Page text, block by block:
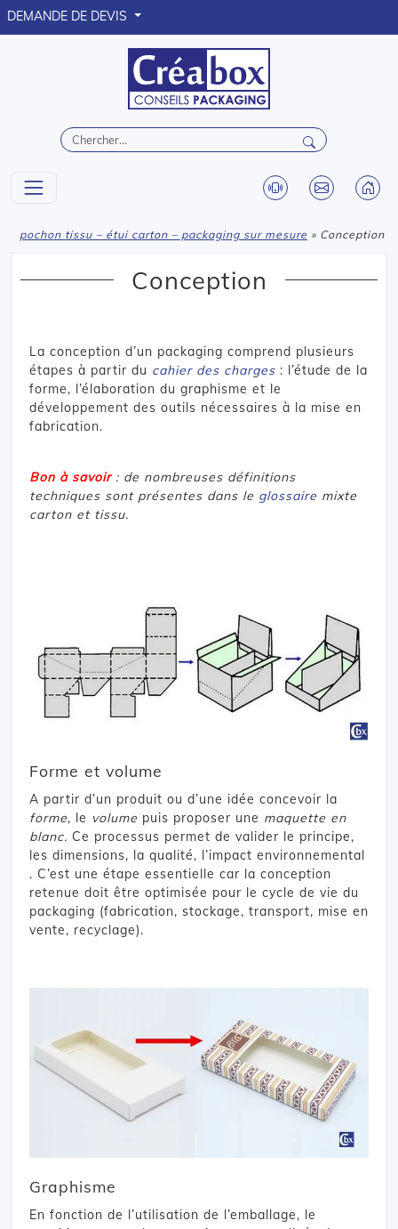
DEMANDE DE DEVIS
pochon tissu – étui carton – packaging sur mesure » Conception
Conception
La conception d’un packaging comprend plusieurs
étapes à partir du cahier des charges : l’étude de la
forme, l’élaboration du graphisme et le
développement des outils nécessaires à la mise en
fabrication.
Bon à savoir: de nombreuses définitions
techniques sont présentes dans le glossaire mixte
carton et tissu.
Forme et volume
A partir d’un produit ou d’une idée concevoir la
forme, le volume puis proposer une maquette en
blanc. Ce processus permet de valider le principe,
les dimensions, la qualité, l’impact environnemental
. C’est une étape essentielle car la conception
retenue doit être optimisée pour le cycle de vie du
packaging (fabrication, stockage, transport, mise en
vente, recyclage).
Graphisme
En fonction de l’utilisation de l’emballage, le